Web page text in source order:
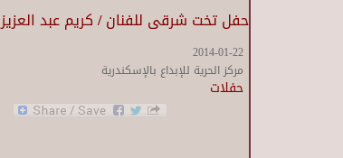
حفل تخت شرقى للفنان / كريم عبد العزيز
2014-01-22
مركز الحرية للإبداع بالإسكندرية
حفلات